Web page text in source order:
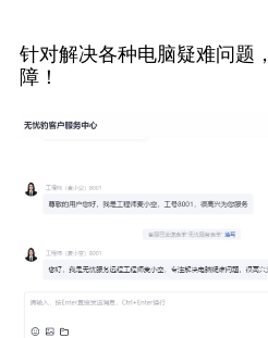
针对解决各种电脑疑难问题
障！